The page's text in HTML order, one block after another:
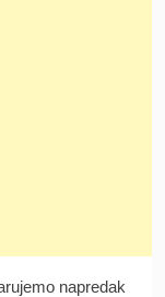
napredak